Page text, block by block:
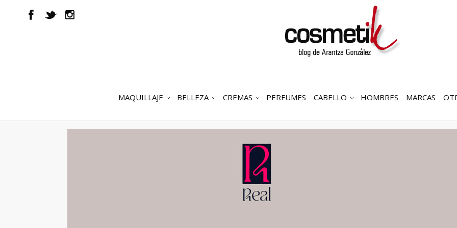
ABRIR
MAQUILLAJE
ABRIR
BELLEZA
ABRIR
CREMAS PERFUMES
ABRIR
CABELLO HOMBRES MARCAS